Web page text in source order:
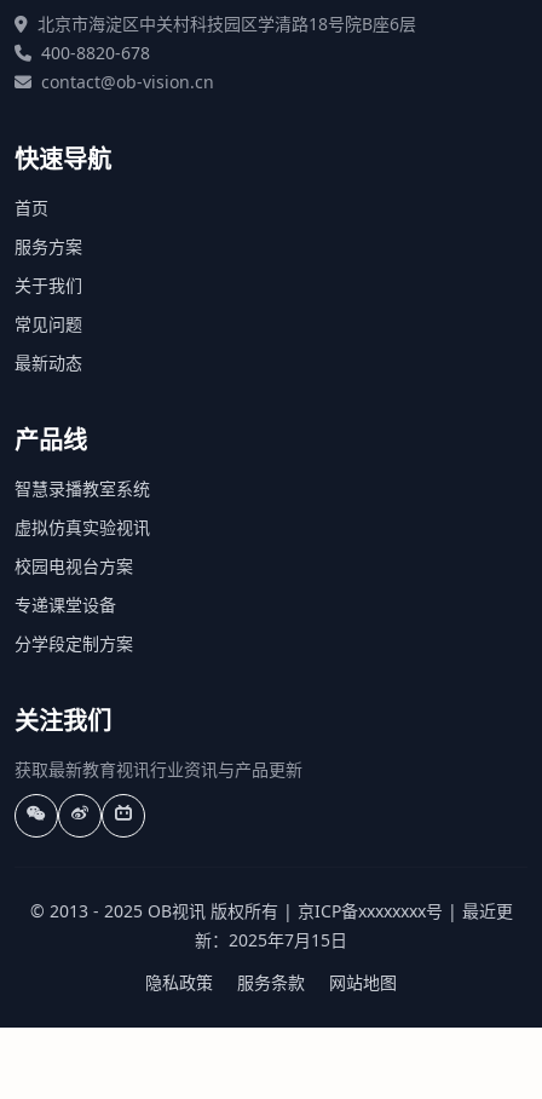
北京市海淀区中关村科技园区学清路18号院B座6层
400-8820-678
contact@ob-vision.cn
快速导航
首页
服务方案
关于我们
常见问题
最新动态
产品线
智慧录播教室系统
虚拟仿真实验视讯
校园电视台方案
专递课堂设备
分学段定制方案
关注我们
获取最新教育视讯行业资讯与产品更新
© 2013 - 2025 OB视讯 版权所有 | 京ICP备xxxxxxxx号 | 最近更
新：2025年7月15日
隐私政策
服务条款 网站地图